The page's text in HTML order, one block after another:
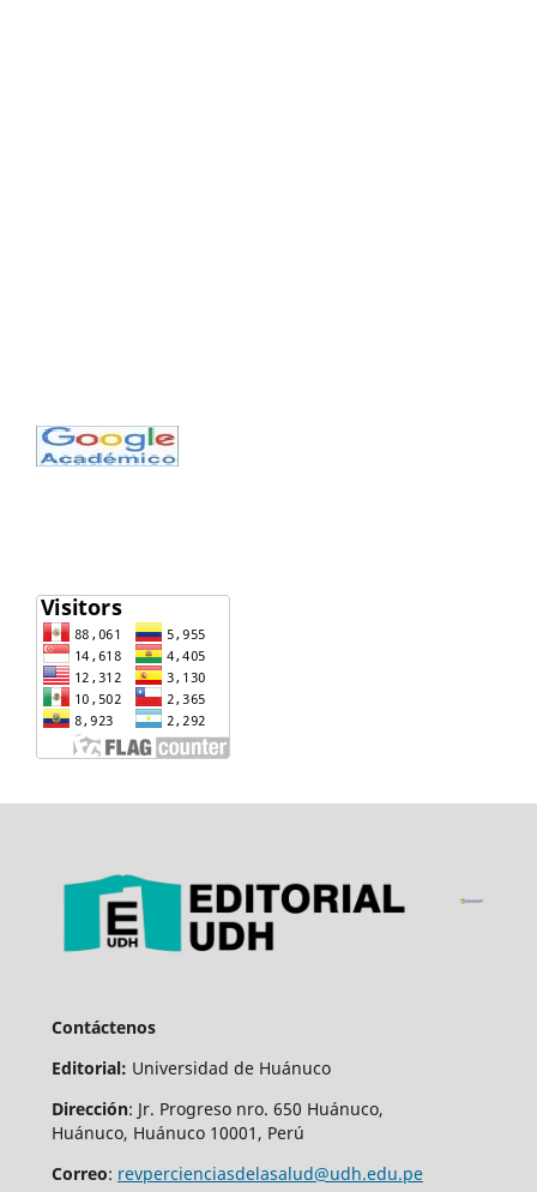
Contáctenos
Editorial: Universidad de Huánuco
Dirección: Jr. Progreso nro. 650 Huánuco,
Huánuco, Huánuco 10001, Perú
Correo: revpercienciasdelasalud@udh.edu.pe